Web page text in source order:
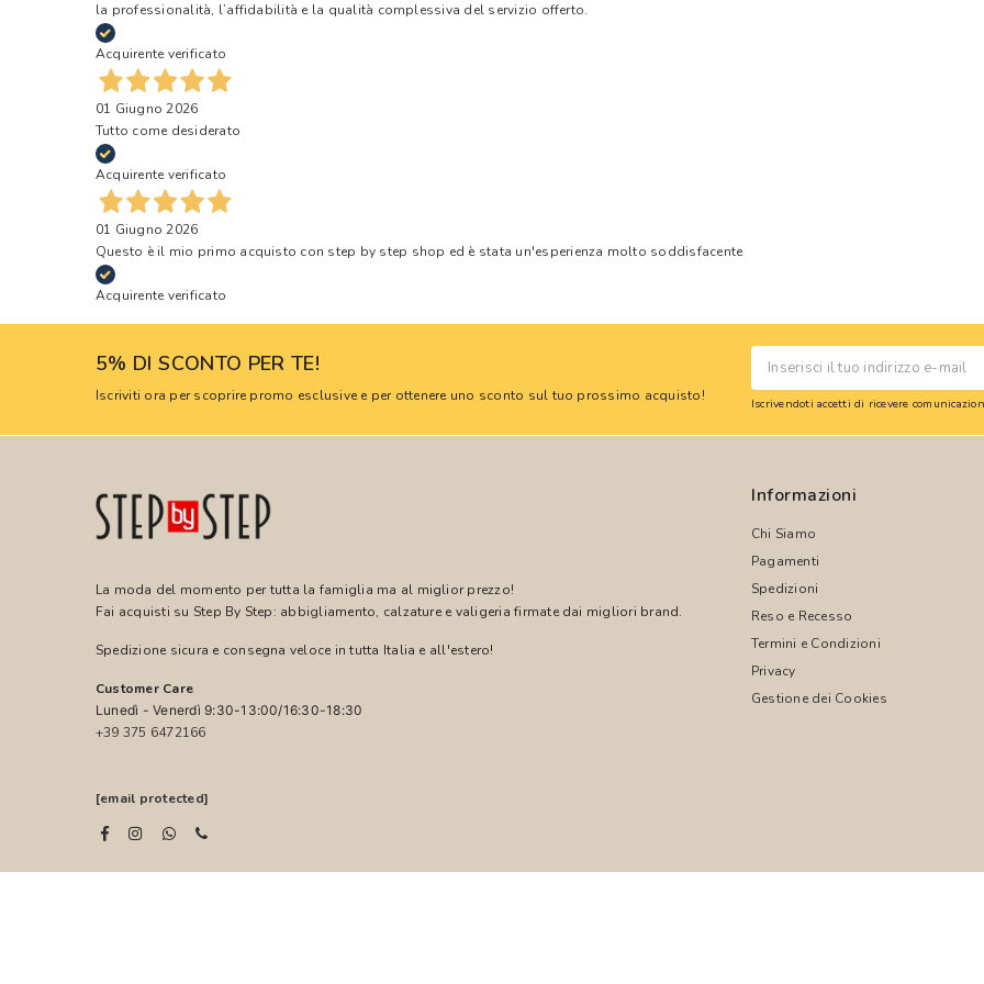
la professionalità, l’affidabilità e la qualità complessiva del servizio offerto.
Acquirente verificato
01 Giugno 2026
Tutto come desiderato
Acquirente verificato
01 Giugno 2026
Questo è il mio primo acquisto con step by step shop ed è stata un'esperienza molto soddisfacente
Acquirente verificato
5% DI SCONTO PER TE!
Iscriviti ora per scoprire promo esclusive e per ottenere uno sconto sul tuo prossimo acquisto! Iscrivendoti accetti di ricevere
La moda del momento per tutta la famiglia ma al miglior prezzo!
Fai acquisti su Step By Step: abbigliamento, calzature e valigeria firmate dai migliori brand.
Spedizione sicura e consegna veloce in tutta Italia e all'estero!
Customer Care
Lunedì - Venerdì 9:30-13:00/16:30-18:30
+39 375 6472166
[email protected]
Informazioni
Chi Siamo
Pagamenti
Spedizioni
Reso e Recesso
Termini e Condizioni
Privacy
Gestione dei Cookies